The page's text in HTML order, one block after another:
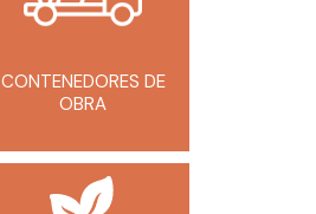
CONTENEDORES DE
OBRA